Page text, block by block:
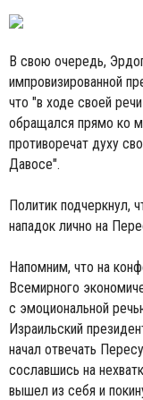
В свою очередь,
импровизированной
что "в ходе своей
обращался прямо ко
противоречат духу
Давосе".
Политик подчеркнул,
нападок лично на
Напомним, что на
Всемирного
с эмоциональной
Израильский
начал отвечать
сославшись на
вышел из себя и